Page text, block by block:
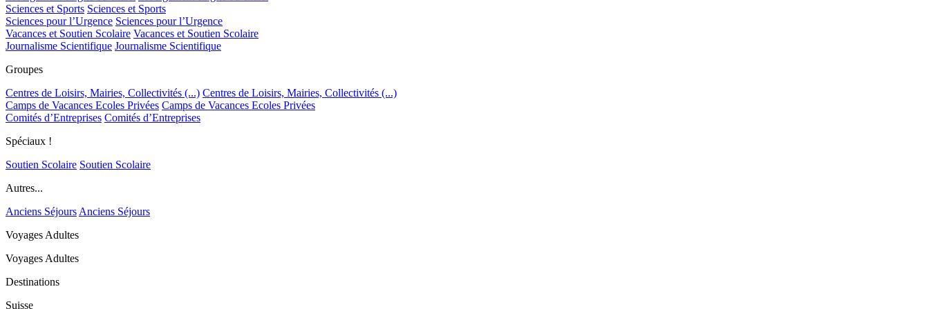
Sciences et Sports Sciences et Sports
Sciences pour l’Urgence Sciences pour l’Urgence
Vacances et Soutien Scolaire Vacances et Soutien Scolaire
Journalisme Scientifique Journalisme Scientifique
Groupes
Centres de Loisirs, Mairies, Collectivités (...) Centres de Loisirs, Mairies, Collectivités (...)
Camps de Vacances Ecoles Privées Camps de Vacances Ecoles Privées
Comités d’Entreprises Comités d’Entreprises
Spéciaux !
Soutien Scolaire Soutien Scolaire
Autres...
Anciens Séjours Anciens Séjours
Voyages Adultes
Voyages Adultes
Destinations
Suisse